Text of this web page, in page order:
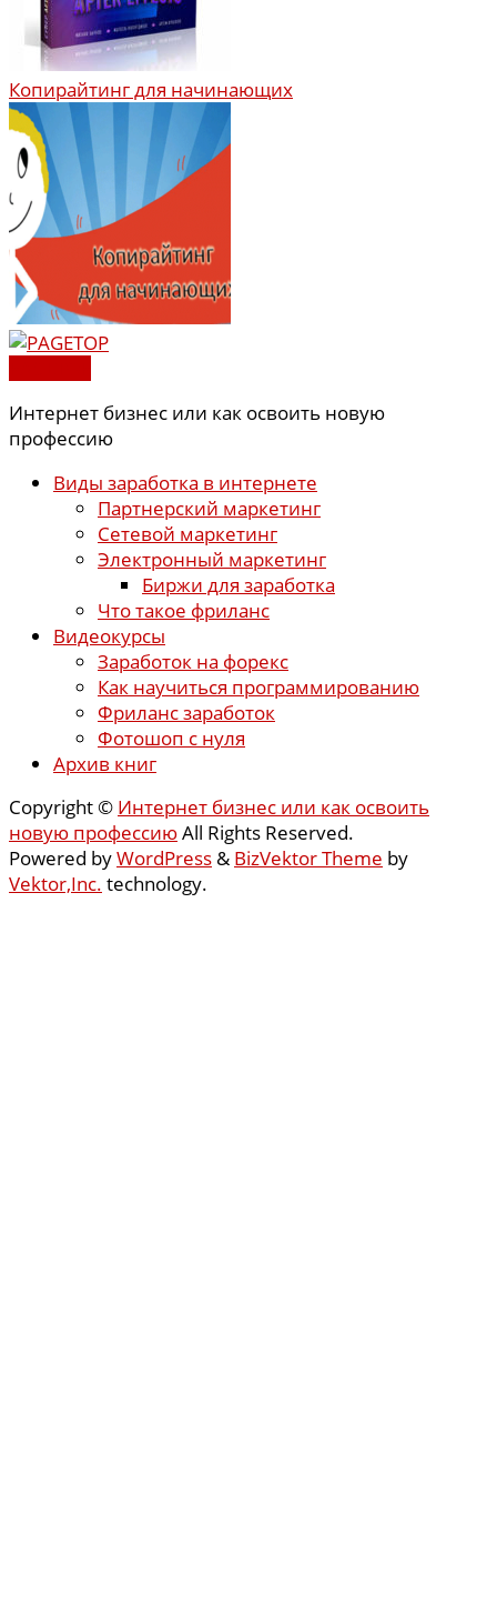
Копирайтинг для начинающих
Интернет бизнес или как освоить новую
профессию
Виды заработка в интернете
Партнерский маркетинг
Сетевой маркетинг
Электронный маркетинг
Биржи для заработка
Что такое фриланс
Видеокурсы
Заработок на форекс
Как научиться программированию
Фриланс заработок
Фотошоп с нуля
Архив книг
Copyright © Интернет бизнес или как освоить
новую профессиюAll Rights Reserved.
Powered byWordPress & BizVektor Theme by
Vektor,Inc. technology.